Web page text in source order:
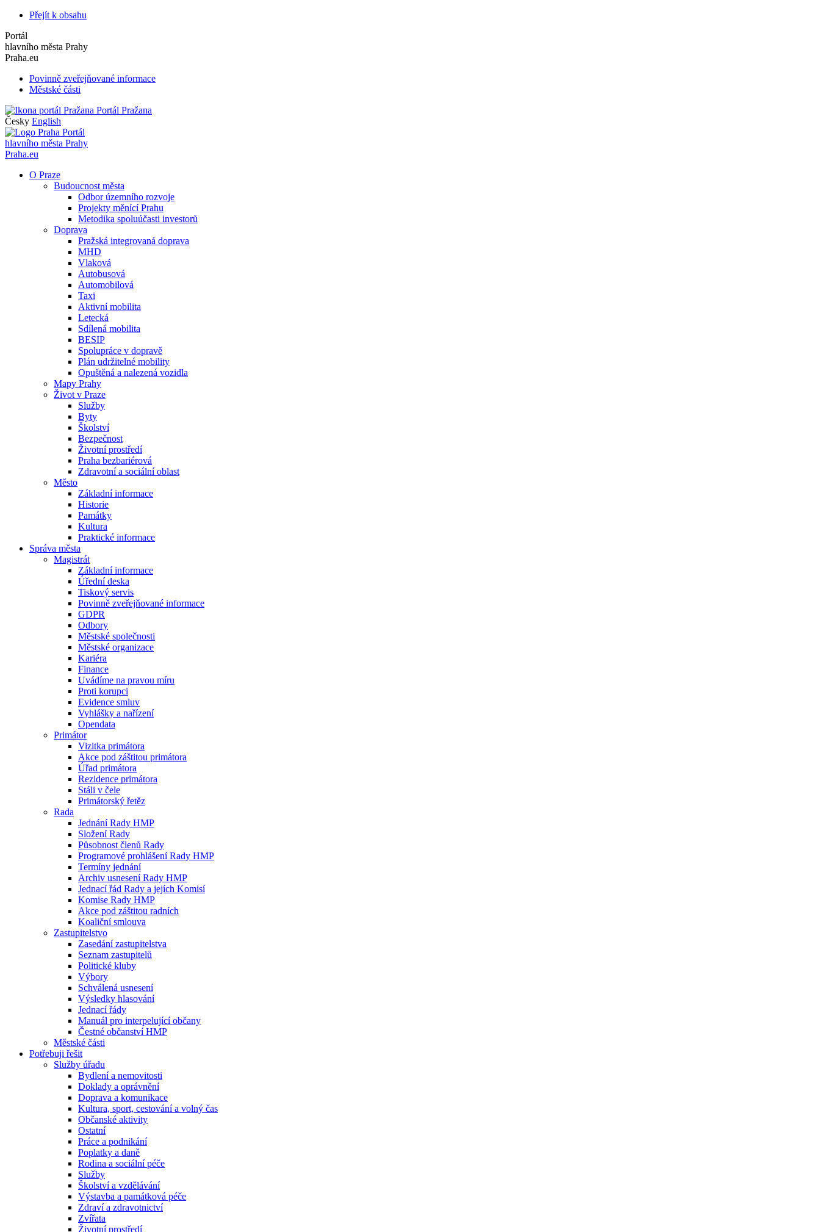
Přejít k obsahu
Portál
hlavního města Prahy
Praha.eu
Povinně zveřejňované informace
Městské části
Portál Pražana
Česky English
Portál
hlavního města Prahy
Praha.eu
O Praze
Budoucnost města
Odbor územního rozvoje
Projekty měnící Prahu
Metodika spoluúčasti investorů
Doprava
Pražská integrovaná doprava
MHD
Vlaková
Autobusová
Automobilová
Taxi
Aktivní mobilita
Letecká
Sdílená mobilita
BESIP
Spolupráce v dopravě
Plán udržitelné mobility
Opuštěná a nalezená vozidla
Mapy Prahy
Život v Praze
Služby
Byty
Školství
Bezpečnost
Životní prostředí
Praha bezbariérová
Zdravotní a sociální oblast
Město
Základní informace
Historie
Památky
Kultura
Praktické informace
Správa města
Magistrát
Základní informace
Úřední deska
Tiskový servis
Povinně zveřejňované informace
GDPR
Odbory
Městské společnosti
Městské organizace
Kariéra
Finance
Uvádíme na pravou míru
Proti korupci
Evidence smluv
Vyhlášky a nařízení
Opendata
Primátor
Vizitka primátora
Akce pod záštitou primátora
Úřad primátora
Rezidence primátora
Stáli v čele
Primátorský řetěz
Rada
Jednání Rady HMP
Složení Rady
Působnost členů Rady
Programové prohlášení Rady HMP
Termíny jednání
Archiv usnesení Rady HMP
Jednací řád Rady a jejích Komisí
Komise Rady HMP
Akce pod záštitou radních
Koaliční smlouva
Zastupitelstvo
Zasedání zastupitelstva
Seznam zastupitelů
Politické kluby
Výbory
Schválená usnesení
Výsledky hlasování
Jednací řády
Manuál pro interpelující občany
Čestné občanství HMP
Městské části
Potřebuji řešit
Služby úřadu
Bydlení a nemovitosti
Doklady a oprávnění
Doprava a komunikace
Kultura, sport, cestování a volný čas
Občanské aktivity
Ostatní
Práce a podnikání
Poplatky a daně
Rodina a sociální péče
Služby
Školství a vzdělávání
Výstavba a památková péče
Zdraví a zdravotnictví
Zvířata
Životní prostředí